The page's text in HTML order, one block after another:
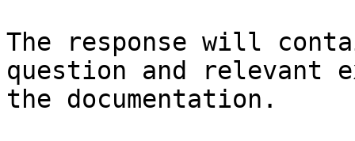
The response will
question and relevant
the documentation.